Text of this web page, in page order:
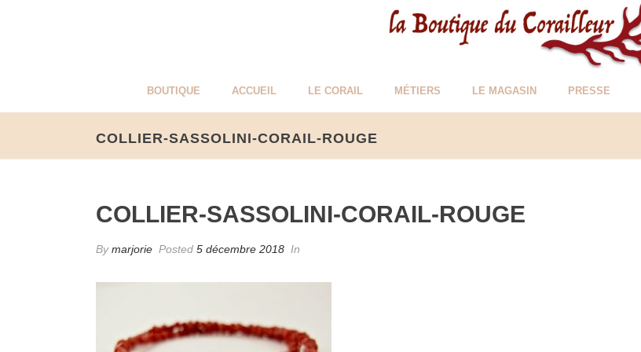
BOUTIQUE ACCUEIL LE CORAIL MÉTIERS LE MAGASIN PRESSE
COLLIER-SASSOLINI-CORAIL-ROUGE
COLLIER-SASSOLINI-CORAIL-ROUGE
Bymarjorie Posted 5 décembre 2018 In